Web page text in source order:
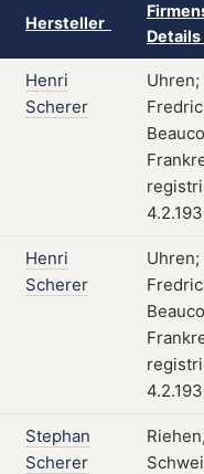
Hersteller
Henri
Scherer
Uhren;
Henri
Scherer
Uhren;
Stephan
Scherer